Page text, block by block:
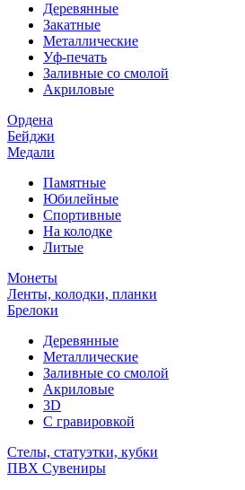
Деревянные
Закатные
Металлические
Уф-печать
Заливные со смолой
Акриловые
Ордена
Бейджи
Медали
Памятные
Юбилейные
Спортивные
На колодке
Литые
Монеты
Ленты, колодки, планки
Брелоки
Деревянные
Металлические
Заливные со смолой
Акриловые
3D
C гравировкой
Стелы, статуэтки, кубки
ПВХ Сувениры